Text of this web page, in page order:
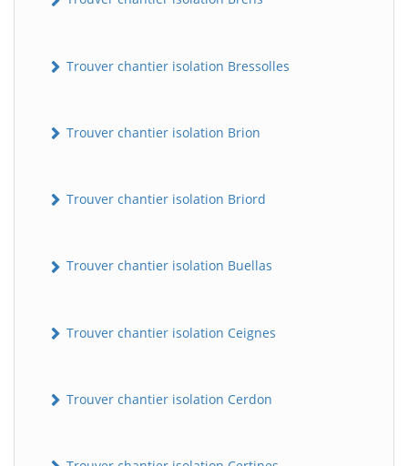
Trouver chantier isolation Bressolles
Trouver chantier isolation Brion
Trouver chantier isolation Briord
Trouver chantier isolation Buellas
Trouver chantier isolation Ceignes
Trouver chantier isolation Cerdon